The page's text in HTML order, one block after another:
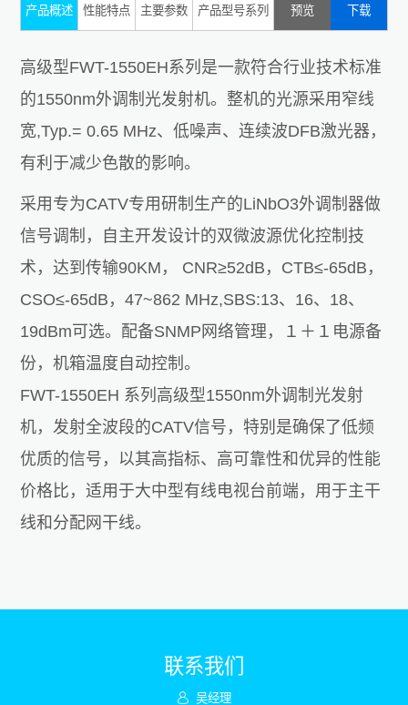
产品概述 性能特点 主要参数 产品型号系列 预览 下载
高级型FWT-1550EH系列是一款符合行业技术标准
的1550nm外调制光发射机。整机的光源采用窄线
宽,Typ.= 0.65 MHz、低噪声、连续波DFB激光器，
有利于减少色散的影响。
采用专为CATV专用研制生产的LiNbO3外调制器做
信号调制，自主开发设计的双微波源优化控制技
术，达到传输90KM， CNR≥52dB，CTB≤-65dB，
CSO≤-65dB，47~862 MHz,SBS:13、16、18、
19dBm可选。配备SNMP网络管理，１＋１电源备
份，机箱温度自动控制。
FWT-1550EH 系列高级型1550nm外调制光发射
机，发射全波段的CATV信号，特别是确保了低频
优质的信号，以其高指标、高可靠性和优异的性能
价格比，适用于大中型有线电视台前端，用于主干
线和分配网干线。
联系我们
吴经理